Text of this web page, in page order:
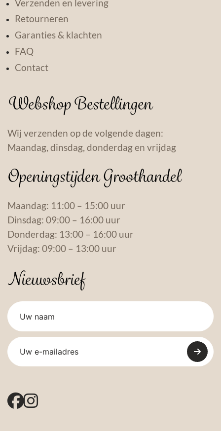
Verzenden en levering
Retourneren
Garanties & klachten
FAQ
Contact
Webshop Bestellingen
Wij verzenden op de volgende dagen:
Maandag, dinsdag, donderdag en vrijdag
Openingstijden Groothandel
Maandag: 11:00 – 15:00 uur
Dinsdag: 09:00 – 16:00 uur
Donderdag: 13:00 – 16:00 uur
Vrijdag: 09:00 – 13:00 uur
Nieuwsbrief